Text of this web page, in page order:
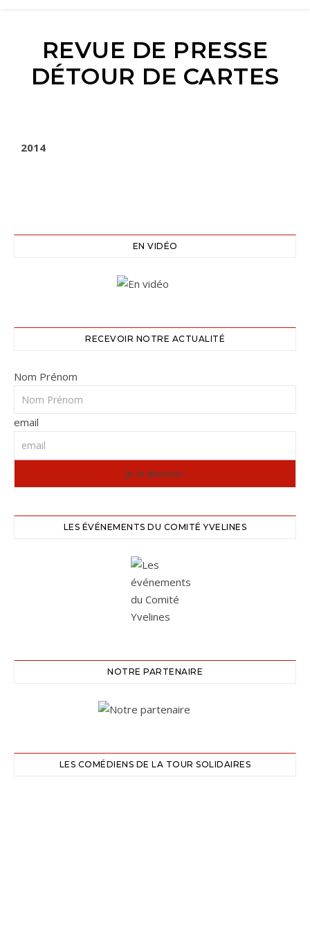
REVUE DE PRESSE
DÉTOUR DE CARTES
2014
EN VIDÉO
RECEVOIR NOTRE ACTUALITÉ
Nom Prénom
email
LES ÉVÉNEMENTS DU COMITÉ YVELINES
NOTRE PARTENAIRE
LES COMÉDIENS DE LA TOUR SOLIDAIRES